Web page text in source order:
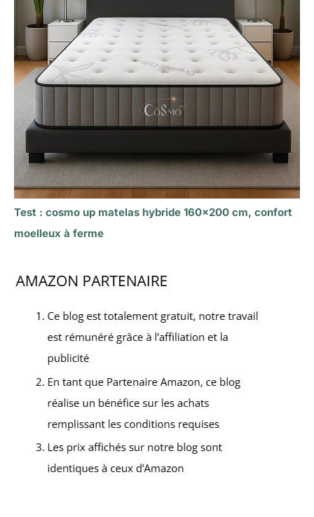
Test : cosmo up matelas hybride 160×200 cm, confort
moelleux à ferme